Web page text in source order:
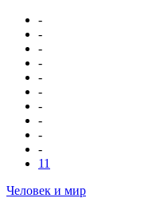
-
-
-
-
-
-
-
-
-
-
11
Человек и мир